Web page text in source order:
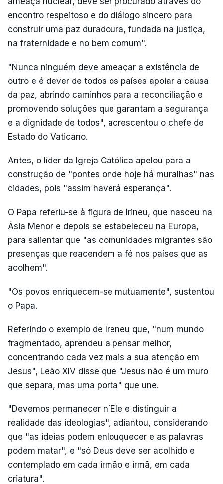
encontro respeitoso e do diálogo sincero para
construir uma paz duradoura, fundada na justiça,
na fraternidade e no bem comum".
"Nunca ninguém deve ameaçar a existência de
outro e é dever de todos os países apoiar a causa
da paz, abrindo caminhos para a reconciliação e
promovendo soluções que garantam a segurança
e a dignidade de todos", acrescentou o chefe de
Estado do Vaticano.
Antes, o líder da Igreja Católica apelou para a
construção de "pontes onde hoje há muralhas" nas
cidades, pois "assim haverá esperança".
O Papa referiu-se à figura de Irineu, que nasceu na
Ásia Menor e depois se estabeleceu na Europa,
para salientar que "as comunidades migrantes são
presenças que reacendem a fé nos países que as
acolhem".
"Os povos enriquecem-se mutuamente", sustentou
o Papa.
Referindo o exemplo de Ireneu que, "num mundo
fragmentado, aprendeu a pensar melhor,
concentrando cada vez mais a sua atenção em
Jesus", Leão XIV disse que "Jesus não é um muro
que separa, mas uma porta" que une.
"Devemos permanecer n`Ele e distinguir a
realidade das ideologias", adiantou, considerando
que "as ideias podem enlouquecer e as palavras
podem matar", e "só Deus deve ser acolhido e
contemplado em cada irmão e irmã, em cada
criatura".